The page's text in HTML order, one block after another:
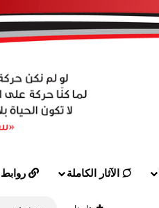
الآثار الكاملة روابط